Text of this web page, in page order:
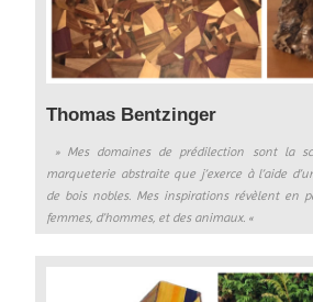
Thomas Bentzinger
» Mes domaines de prédilection sont la
marqueterie abstraite que j’exerce à l’aide
de bois nobles. Mes inspirations révèlent en
femmes, d’hommes, et des animaux. «